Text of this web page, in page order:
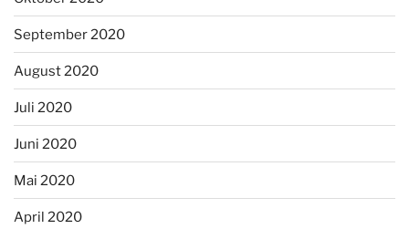
September 2020
August 2020
Juli 2020
Juni 2020
Mai 2020
April 2020